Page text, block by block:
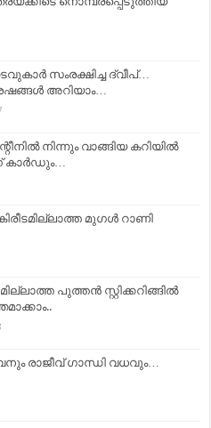
സംരക്ഷിച്ച ദ്വീപ്…
അറിയാം…
നിന്നും വാങ്ങിയ കറിയില്‍
കാര്‍ഡും…
മുഗൾ റാണി
പുത്തന്‍ സ്റ്റിക്കറിങ്ങില്‍
രാജീവ്‌ ഗാന്ധി വധവും…